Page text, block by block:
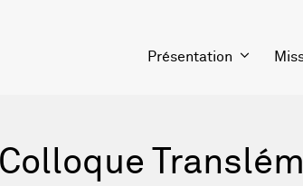
Présentation